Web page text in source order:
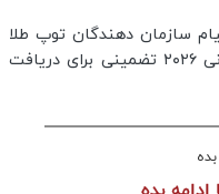
سازمان دهندگان توپ طلا
که تأکید کرده‌اند قهرمانی در جام جهانی ۲۰۲۶ تضمینی برای دریافت